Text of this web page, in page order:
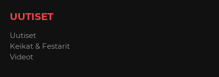
UUTISET
Uutiset
Keikat & Festarit
Videot